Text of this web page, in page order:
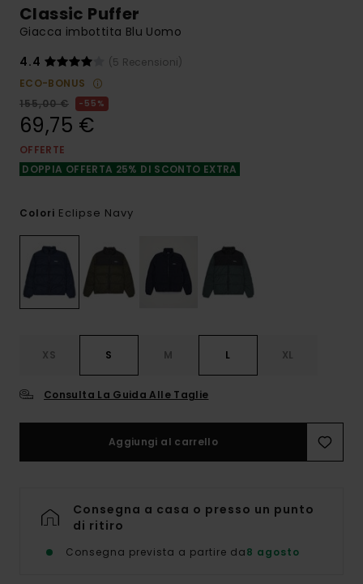
Classic Puffer
Giacca imbottita Blu Uomo
4.4
(5 Recensioni)
ECO-BONUS
155,00 €
55%
69,75 €
OFFERTE
DOPPIA OFFERTA 25% DI SCONTO EXTRA
Colori Eclipse Navy
XS S M L XL
Consulta La Guida Alle Taglie
Aggiungi al carrello
Consegna a casa o presso un punto
di ritiro
Consegna prevista a partire da8 agosto